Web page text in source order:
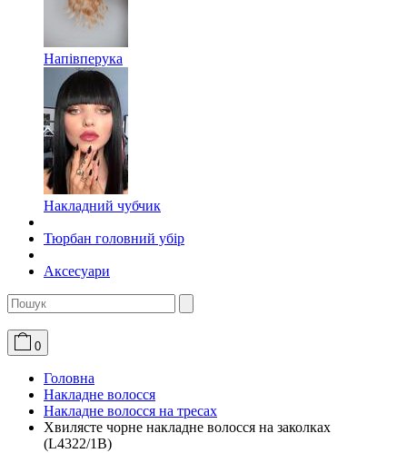
Напівперука
Накладний чубчик
Тюрбан головний убір
Аксесуари
0
Головна
Накладне волосся
Накладне волосся на тресах
Хвилясте чорне накладне волосся на заколках
(L4322/1B)